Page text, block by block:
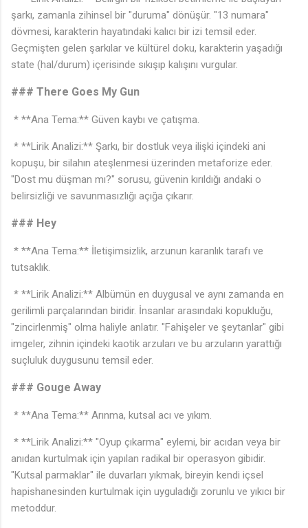
şarkı, zamanla zihinsel bir "duruma" dönüşür. "13 numara"
dövmesi, karakterin hayatındaki kalıcı bir izi temsil eder.
Geçmişten gelen şarkılar ve kültürel doku, karakterin yaşadığı
state (hal/durum) içerisinde sıkışıp kalışını vurgular.
### There Goes My Gun
* **Ana Tema:** Güven kaybı ve çatışma.
* **Lirik Analizi:** Şarkı, bir dostluk veya ilişki içindeki ani
kopuşu, bir silahın ateşlenmesi üzerinden metaforize eder.
"Dost mu düşman mı?" sorusu, güvenin kırıldığı andaki o
belirsizliği ve savunmasızlığı açığa çıkarır.
### Hey
* **Ana Tema:** İletişimsizlik, arzunun karanlık tarafı ve
tutsaklık.
* **Lirik Analizi:** Albümün en duygusal ve aynı zamanda en
gerilimli parçalarından biridir. İnsanlar arasındaki kopukluğu,
"zincirlenmiş" olma haliyle anlatır. "Fahişeler ve şeytanlar" gibi
imgeler, zihnin içindeki kaotik arzuları ve bu arzuların yarattığı
suçluluk duygusunu temsil eder.
### Gouge Away
* **Ana Tema:** Arınma, kutsal acı ve yıkım.
* **Lirik Analizi:** "Oyup çıkarma" eylemi, bir acıdan veya bir
anıdan kurtulmak için yapılan radikal bir operasyon gibidir.
"Kutsal parmaklar" ile duvarları yıkmak, bireyin kendi içsel
hapishanesinden kurtulmak için uyguladığı zorunlu ve yıkıcı bir
metoddur.